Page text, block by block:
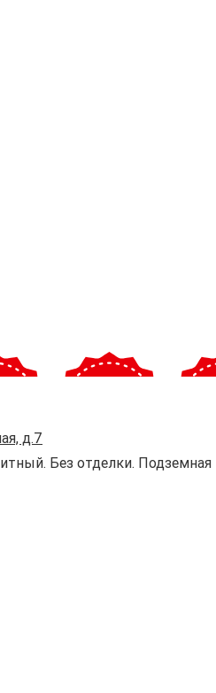
д.7
Без отделки. Подземная